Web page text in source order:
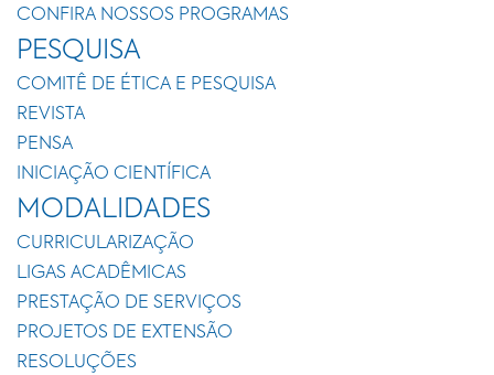
CONFIRA NOSSOS PROGRAMAS
PESQUISA
COMITÊ DE ÉTICA E PESQUISA
REVISTA
PENSA
INICIAÇÃO CIENTÍFICA
MODALIDADES
CURRICULARIZAÇÃO
LIGAS ACADÊMICAS
PRESTAÇÃO DE SERVIÇOS
PROJETOS DE EXTENSÃO
RESOLUÇÕES